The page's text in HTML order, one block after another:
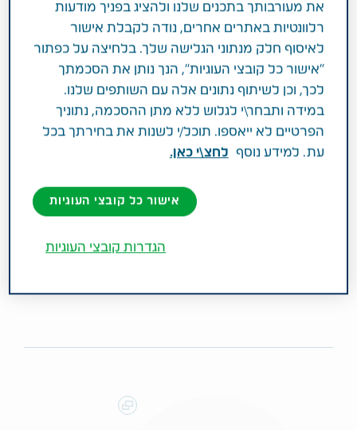
מרכיב פעיל וחוזק
תחום טיפול
פעילות רפואית
טיפול ומניעה של: ● תפרחת חיתולים ● דלקת עור
(דרמטיטיס) הנובעת מבריחת שתן במבוגרים
וטיפול בדלקת עור (דרמטיטיס) הנובעת מבריחת
את מעורבותך בתכנים שלנו ולהציג בפניך מודעות
רלוונטיות באתרים אחרים, נודה לקבלת אישור
לאיסוף חלק מנתוני הגלישה שלך. בלחיצה על כפתור
"אישור כל קובצי העוגיות", הנך נותן את הסכמתך
לכך, וכן לשיתוף נתונים אלה עם השותפים שלנו.
במידה ותבחר\י לגלוש ללא מתן ההסכמה, נתוניך
הפרטיים לא ייאספו. תוכל/י לשנות את בחירתך בכל
עת. למידע נוסף
לחצ\י כאן.
אישור כל קובצי העוגיות
הגדרות קובצי העוגיות